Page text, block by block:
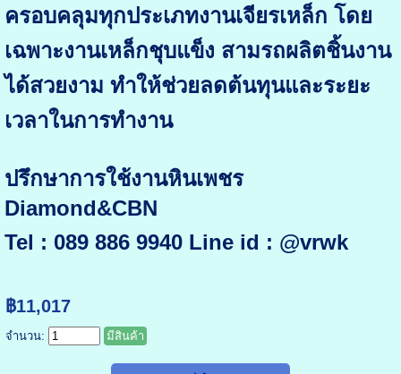
ครอบคลุมทุกประเภทงานเจียรเหล็ก โดย
เฉพาะงานเหล็กชุบแข็ง สามรถผลิตชิ้นงาน
ได้สวยงาม ทำให้ช่วยลดต้นทุนและระยะ
เวลาในการทำงาน
ปรึกษาการใช้งานหินเพชร
Diamond&CBN
Tel : 089 886 9940 Line id : @vrwk
฿11,017
จำนวน: มีสินค้า